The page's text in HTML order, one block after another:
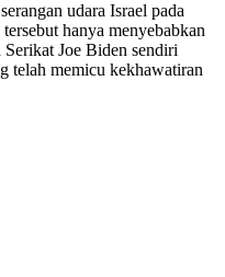
udara Israel pada
hanya menyebabkan
Joe Biden sendiri
telah memicu kekhawatiran